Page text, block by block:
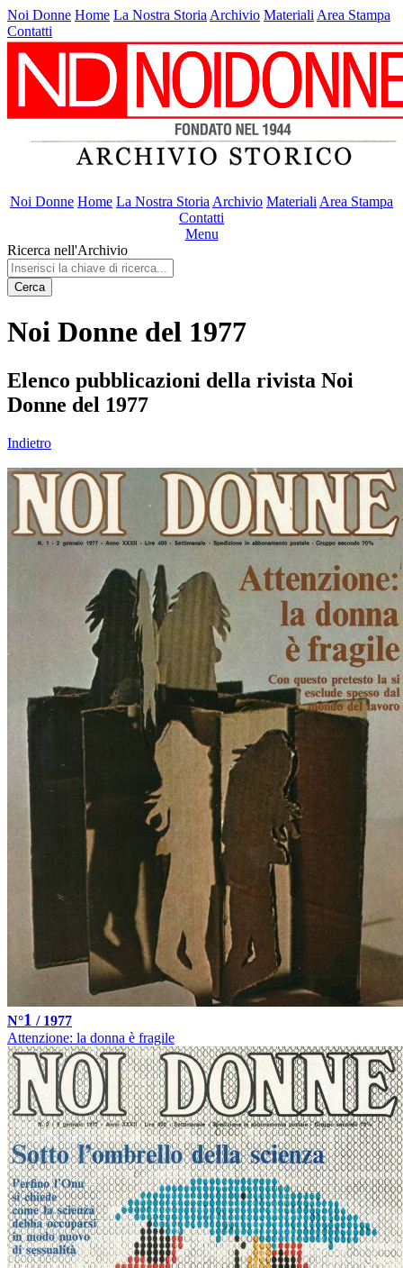
Noi Donne Home La Nostra Storia Archivio Materiali Area Stampa
Contatti
Noi Donne Home La Nostra Storia Archivio Materiali Area Stampa
Contatti
Menu
Ricerca nell'Archivio
Cerca
Noi Donne del 1977
Elenco pubblicazioni della rivista Noi
Donne del 1977
Indietro
N°1 / 1977
Attenzione: la donna è fragile